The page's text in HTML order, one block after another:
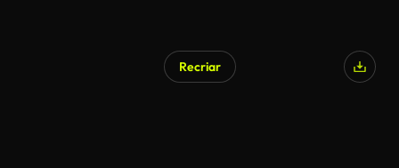
Recriar